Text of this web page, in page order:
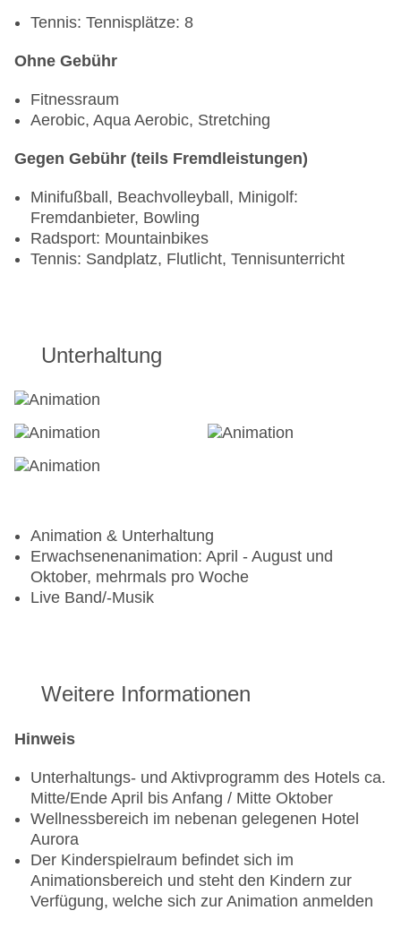
Tennis: Tennisplätze: 8
Ohne Gebühr
Fitnessraum
Aerobic, Aqua Aerobic, Stretching
Gegen Gebühr (teils Fremdleistungen)
Minifußball, Beachvolleyball, Minigolf:
Fremdanbieter, Bowling
Radsport: Mountainbikes
Tennis: Sandplatz, Flutlicht, Tennisunterricht
Unterhaltung
Animation & Unterhaltung
Erwachsenenanimation: April - August und
Oktober, mehrmals pro Woche
Live Band/-Musik
Weitere Informationen
Hinweis
Unterhaltungs- und Aktivprogramm des Hotels ca.
Mitte/Ende April bis Anfang / Mitte Oktober
Wellnessbereich im nebenan gelegenen Hotel
Aurora
Der Kinderspielraum befindet sich im
Animationsbereich und steht den Kindern zur
Verfügung, welche sich zur Animation anmelden